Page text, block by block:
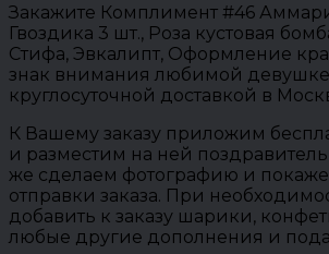
Закажите Комплимент #46
Гвоздика 3 шт., Роза кустовая
Стифа, Эвкалипт, Оформление
знак внимания любимой
круглосуточной доставкой в
К Вашему заказу приложим
и разместим на ней
же сделаем фотографию и
отправки заказа. При
добавить к заказу шарики,
любые другие дополнения и